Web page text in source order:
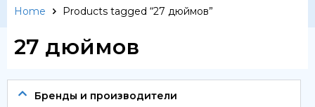
Каталог товаров
Сервера
Home Products tagged “27 дюймов”
27 дюймов
Бренды и производители